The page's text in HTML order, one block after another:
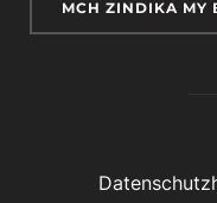
MCH ZINDIKA MY